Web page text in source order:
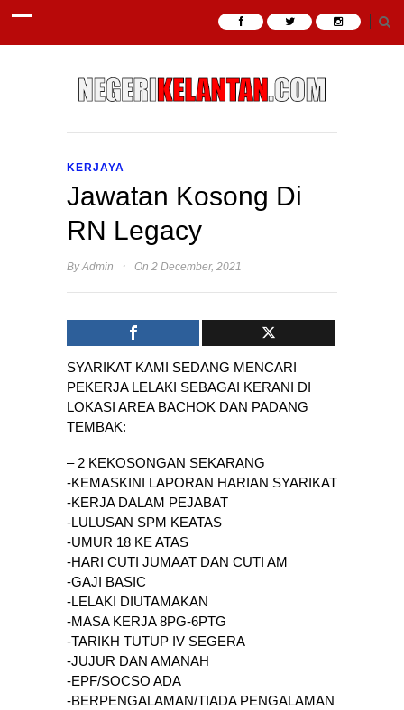
KERJAYA
Jawatan Kosong Di
RN Legacy
ByAdmin · On 2 December, 2021
SYARIKAT KAMI SEDANG MENCARI
PEKERJA LELAKI SEBAGAI KERANI DI
LOKASI AREA BACHOK DAN PADANG
TEMBAK:
– 2 KEKOSONGAN SEKARANG
-KEMASKINI LAPORAN HARIAN SYARIKAT
-KERJA DALAM PEJABAT
-LULUSAN SPM KEATAS
-UMUR 18 KE ATAS
-HARI CUTI JUMAAT DAN CUTI AM
-GAJI BASIC
-LELAKI DIUTAMAKAN
-MASA KERJA 8PG-6PTG
-TARIKH TUTUP IV SEGERA
-JUJUR DAN AMANAH
-EPF/SOCSO ADA
-BERPENGALAMAN/TIADA PENGALAMAN